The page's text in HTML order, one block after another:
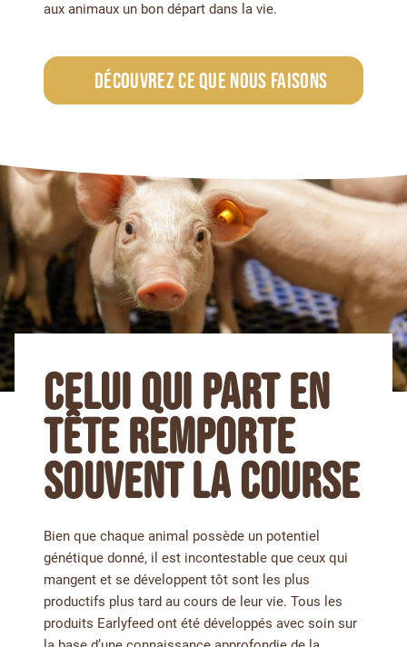
aux animaux un bon départ dans la vie.
Découvrez ce que nous faisons
CELUI QUI PART EN
TÊTE REMPORTE
SOUVENT LA COURSE
Bien que chaque animal possède un potentiel
génétique donné, il est incontestable que ceux qui
mangent et se développent tôt sont les plus
productifs plus tard au cours de leur vie. Tous les
produits Earlyfeed ont été développés avec soin sur